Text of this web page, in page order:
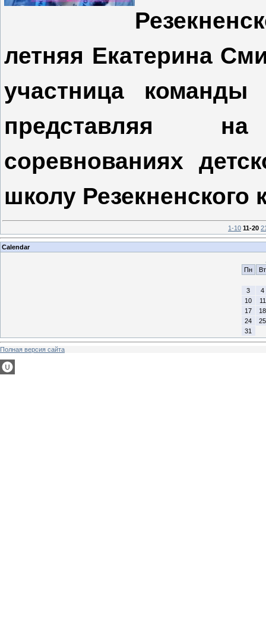
летняя Екатерина
участница
представляя
соревнованиях
школу Резекненского
1-10 11-20
Calendar
Пн
Вт
3
4
10
11
17
18
24
25
31
Полная версия сайта